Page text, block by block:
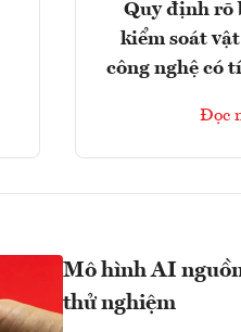
Quy định rõ
kiểm soát
công nghệ có
Đọc
Mô hình AI
thử nghiệm